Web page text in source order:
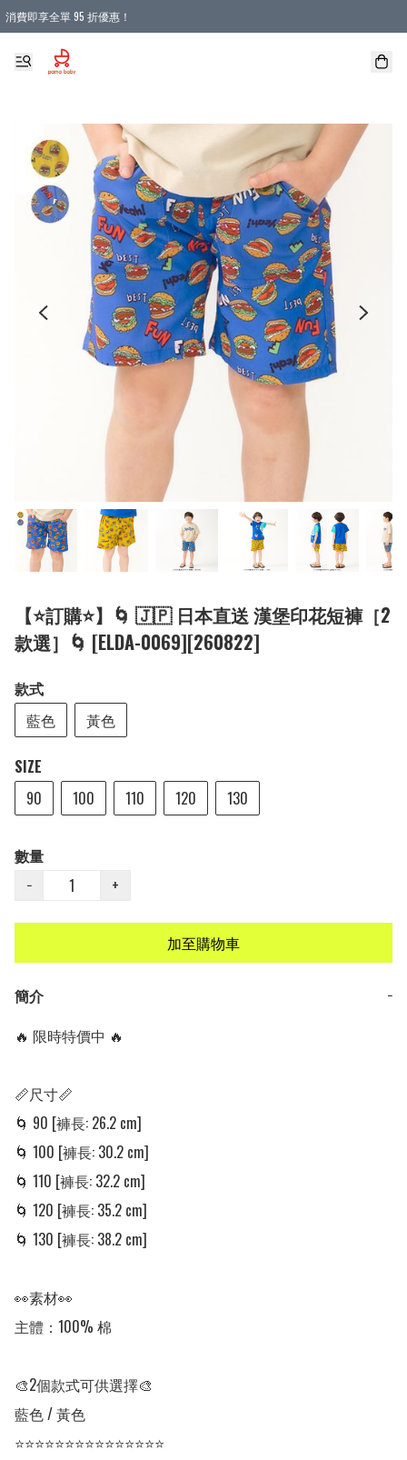
消費即享全單 95 折優惠！
購物滿 HKD 900.00即享免運費優惠！（適用於 本地送貨、本地取貨 )
【⭐訂購⭐】🌀 🇯🇵 日本直送 漢堡印花短褲［2
款選］🌀 [ELDA-0069][260822]
款式
藍色
黃色
SIZE
90
100 110 120 130
數量
−
+
加至購物車
簡介
−
🔥 限時特價中 🔥
📏尺寸📏
🌀 90 [褲長: 26.2 cm]
🌀 100 [褲長: 30.2 cm]
🌀 110 [褲長: 32.2 cm]
🌀 120 [褲長: 35.2 cm]
🌀 130 [褲長: 38.2 cm]
👀素材👀
主體：100% 棉
🎨2個款式可供選擇🎨
藍色 / 黃色
⭐⭐⭐⭐⭐⭐⭐⭐⭐⭐⭐⭐⭐⭐⭐